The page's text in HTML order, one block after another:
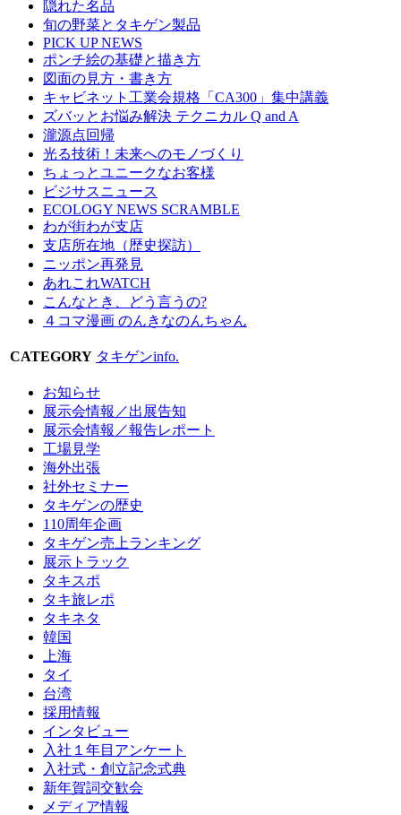
隠れた名品
旬の野菜とタキゲン製品
PICK UP NEWS
ポンチ絵の基礎と描き方
図面の見方・書き方
キャビネット工業会規格「CA300」集中講義
ズバッとお悩み解決 テクニカル Q and A
瀧源点回帰
光る技術！未来へのモノづくり
ちょっとユニークなお客様
ビジサスニュース
ECOLOGY NEWS SCRAMBLE
わが街わが支店
支店所在地（歴史探訪）
ニッポン再発見
あれこれWATCH
こんなとき、どう言うの?
４コマ漫画 のんきなのんちゃん
CATEGORY タキゲンinfo.
お知らせ
展示会情報／出展告知
展示会情報／報告レポート
工場見学
海外出張
社外セミナー
タキゲンの歴史
110周年企画
タキゲン売上ランキング
展示トラック
タキスポ
タキ旅レポ
タキネタ
韓国
上海
タイ
台湾
採用情報
インタビュー
入社１年目アンケート
入社式・創立記念式典
新年賀詞交歓会
メディア情報